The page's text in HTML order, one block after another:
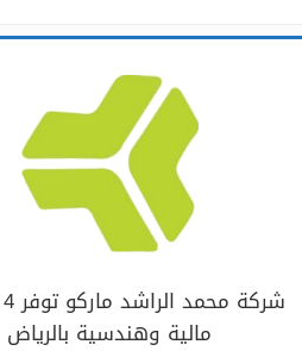
مالية وهندسية بالرياض